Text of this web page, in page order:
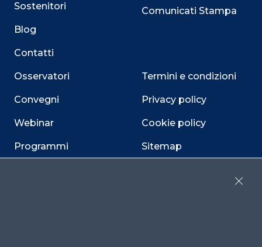
Sostenitori
Blog
Contatti
Osservatori
Convegni
Webinar
Programmi
Comunicati Stampa
Termini e condizioni
Privacy policy
Cookie policy
Sitemap